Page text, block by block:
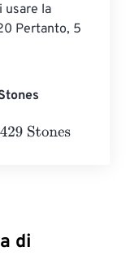
usare la
Pertanto, 5
Stones
di